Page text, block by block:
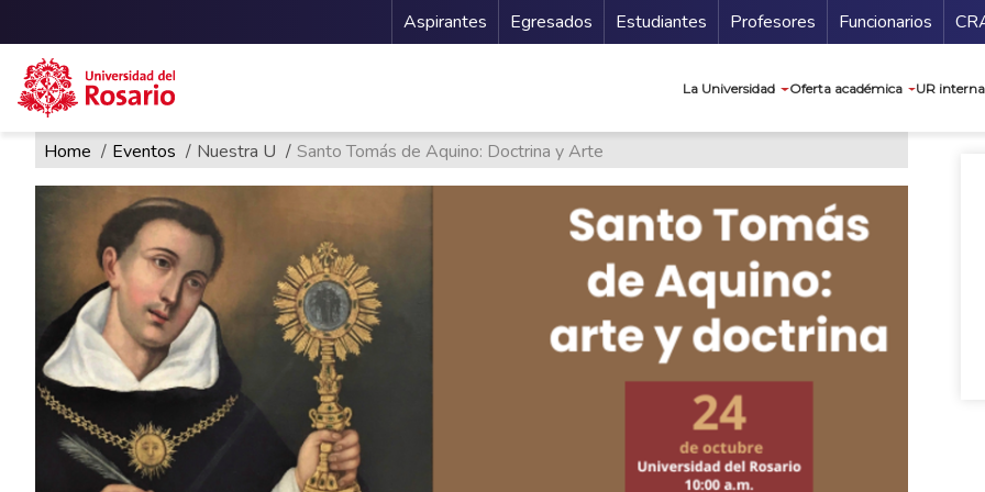
Pasar al contenido principal
Menu Secundario
Aspirantes Egresados Estudiantes Profesores Funcionarios
La Universidad Oferta académica UR
Ruta de navegación
Home Eventos Nuestra U Santo Tomás de Aquino: Doctrina y Arte